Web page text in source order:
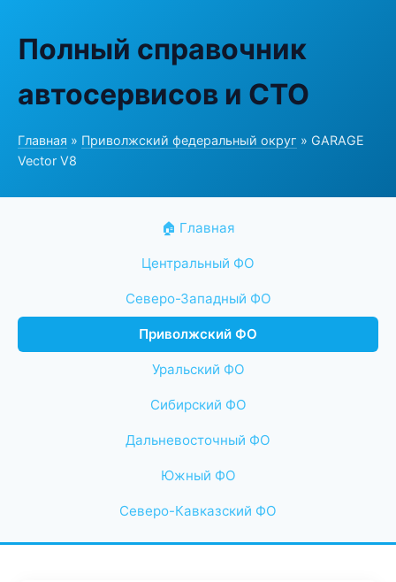
Полный справочник
автосервисов и СТО
Главная » Приволжский федеральный округ » GARAGE
Vector V8
🏠 Главная
Центральный ФО
Северо-Западный ФО
Приволжский ФО
Уральский ФО
Сибирский ФО
Дальневосточный ФО
Южный ФО
Северо-Кавказский ФО